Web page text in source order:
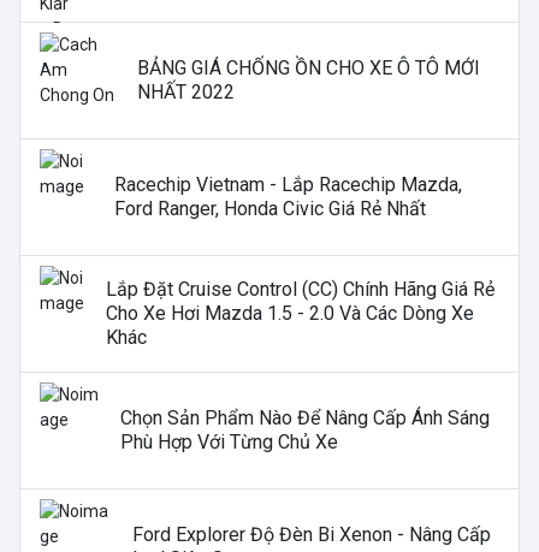
BẢNG GIÁ CHỐNG ỒN CHO XE Ô TÔ MỚI
NHẤT 2022
Racechip Vietnam - Lắp Racechip Mazda,
Ford Ranger, Honda Civic Giá Rẻ Nhất
Lắp Đặt Cruise Control (CC) Chính Hãng Giá Rẻ
Cho Xe Hơi Mazda 1.5 - 2.0 Và Các Dòng Xe
Khác
Chọn Sản Phẩm Nào Để Nâng Cấp Ánh Sáng
Phù Hợp Với Từng Chủ Xe
Ford Explorer Độ Đèn Bi Xenon - Nâng Cấp